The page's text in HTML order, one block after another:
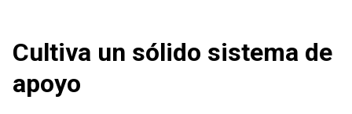
Cultiva un sólido sistema de
apoyo